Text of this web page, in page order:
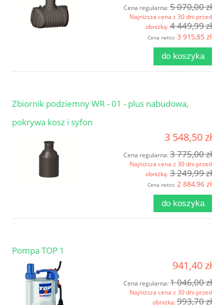
Cena regularna:5 070,00 zł
Najniższa cena z 30 dni przed
obniżką:4 449,99 zł
Cena netto: 3 915,85 zł
do koszyka
Zbiornik podziemny WR - 01 - plus nabudowa,
pokrywa kosz i syfon
3 548,50 zł
Cena regularna:3 775,00 zł
Najniższa cena z 30 dni przed
obniżką:3 249,99 zł
Cena netto: 2 884,96 zł
do koszyka
Pompa TOP 1
941,40 zł
Cena regularna:1 046,00 zł
Najniższa cena z 30 dni przed
obniżką:993,70 zł